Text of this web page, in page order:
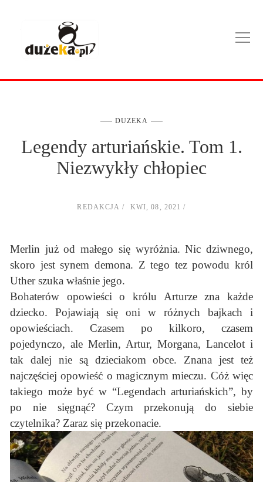
DUZEKA
Legendy arturiańskie. Tom 1.
Niezwykły chłopiec
REDAKCJA KWI, 08, 2021
Merlin już od małego się wyróżnia. Nic dziwnego,
skoro jest synem demona. Z tego tez powodu król
Uther szuka właśnie jego.
Bohaterów opowieści o królu Arturze zna każde
dziecko. Pojawiają się oni w różnych bajkach i
opowieściach. Czasem po kilkoro, czasem
pojedynczo, ale Merlin, Artur, Morgana, Lancelot i
tak dalej nie są dzieciakom obce. Znana jest też
najczęściej opowieść o magicznym mieczu. Cóż więc
takiego może być w “Legendach arturiańskich”, by
po nie sięgnąć? Czym przekonują do siebie
czytelnika? Zaraz się przekonacie.